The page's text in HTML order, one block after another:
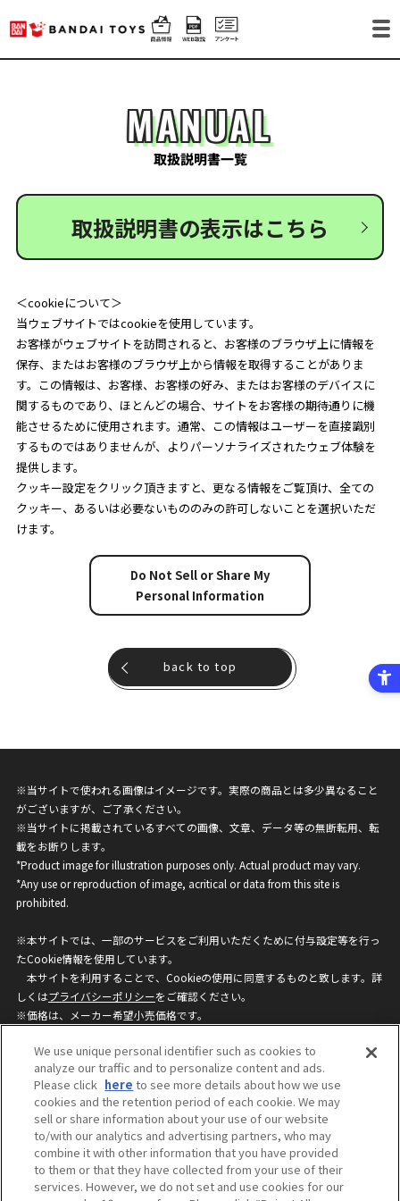
MANUAL
取扱説明書一覧
取扱説明書の表示はこちら
＜cookieについて＞
当ウェブサイトではcookieを使用しています。
お客様がウェブサイトを訪問されると、お客様のブラウザ上に情報を
保存、またはお客様のブラウザ上から情報を取得することがありま
す。この情報は、お客様、お客様の好み、またはお客様のデバイスに
関するものであり、ほとんどの場合、サイトをお客様の期待通りに機
能させるために使用されます。通常、この情報はユーザーを直接識別
するものではありませんが、よりパーソナライズされたウェブ体験を
提供します。
クッキー設定をクリック頂きますと、更なる情報をご覧頂け、全ての
クッキー、あるいは必要ないもののみの許可しないことを選択いただ
けます。
Do Not Sell or Share My
Personal Information
back to top
※当サイトで使われる画像はイメージです。実際の商品とは多少異なること
がございますが、ご了承ください。
※当サイトに掲載されているすべての画像、文章、データ等の無断転用、転
載をお断りします。
*Product image for illustration purposes only. Actual product may vary.
*Any use or reproduction of image, acritical or data from this site is
prohibited.
※本サイトでは、一部のサービスをご利用いただくために付与設定等を行っ
たCookie情報を使用しています。
本サイトを利用することで、Cookieの使用に同意するものと致します。詳
しくはプライバシーポリシーをご確認ください。
※価格は、メーカー希望小売価格です。
ざいますのでご了承ください。
privacypolicy
Do Not Sell or Share My
Personal Information
ウェブサイトご利用条件
ソーシャルメディアポリシー
個人情報保護方針
お問い合わせ
We use unique personal identifier such as cookies to
analyze our traffic and to personalize content and ads.
Please click here to see more details about how we use
cookies and the retention period of each cookie. We may
sell or share information about your use of our website
to/with our analytics and advertising partners, who may
combine it with other information that you have provided
to them or that they have collected from your use of their
services. However, we do not set and use cookies for our